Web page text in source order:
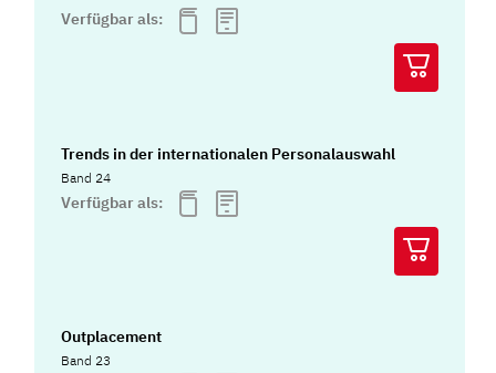
Verfügbar als:
Trends in der internationalen Personalauswahl
Band 24
Verfügbar als:
Outplacement
Band 23